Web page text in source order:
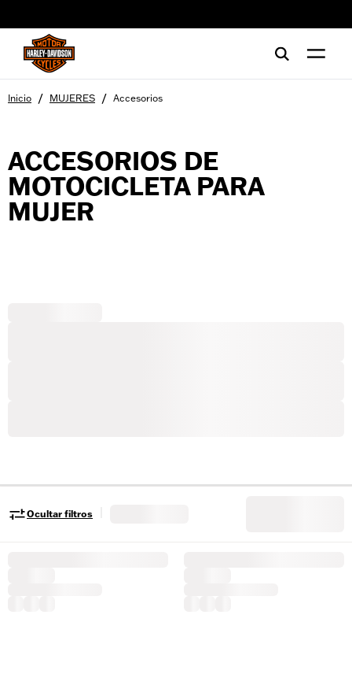
Inicio / MUJERES / Accesorios
ACCESORIOS DE
MOTOCICLETA PARA
MUJER
Ocultar filtros